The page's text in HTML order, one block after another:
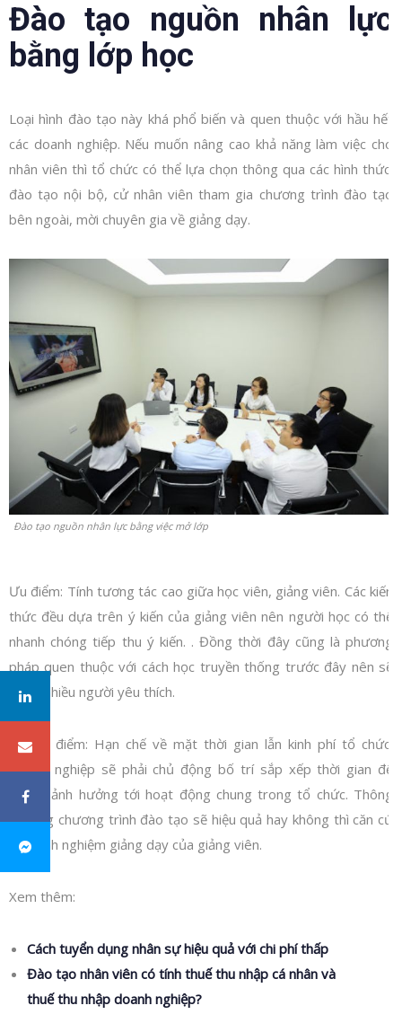
Đào tạo nguồn nhân lực
bằng lớp học
Loại hình đào tạo này khá phổ biến và quen thuộc với hầu hết
các doanh nghiệp. Nếu muốn nâng cao khả năng làm việc cho
nhân viên thì tổ chức có thể lựa chọn thông qua các hình thức:
đào tạo nội bộ, cử nhân viên tham gia chương trình đào tạo
bên ngoài, mời chuyên gia về giảng dạy.
Đào tạo nguồn nhân lực bằng việc mở lớp
Ưu điểm: Tính tương tác cao giữa học viên, giảng viên. Các kiến
thức đều dựa trên ý kiến của giảng viên nên người học có thể
nhanh chóng tiếp thu ý kiến. . Đồng thời đây cũng là phương
pháp quen thuộc với cách học truyền thống trước đây nên sẽ
được nhiều người yêu thích.
Nhược điểm: Hạn chế về mặt thời gian lẫn kinh phí tổ chức.
Doanh nghiệp sẽ phải chủ động bố trí sắp xếp thời gian để
không ảnh hưởng tới hoạt động chung trong tổ chức. Thông
thường chương trình đào tạo sẽ hiệu quả hay không thì căn cứ
vào kinh nghiệm giảng dạy của giảng viên.
Xem thêm:
Cách tuyển dụng nhân sự hiệu quả với chi phí thấp
Đào tạo nhân viên có tính thuế thu nhập cá nhân và
thuế thu nhập doanh nghiệp?